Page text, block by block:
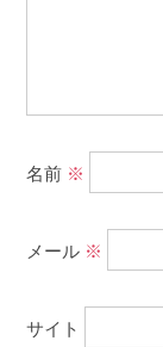
名前 ※
メール ※
サイト